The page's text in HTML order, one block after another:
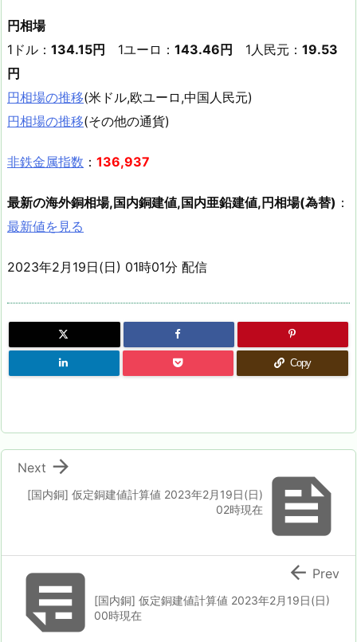
円相場
1ドル： 134.15円 1ユーロ： 143.46円 1人民元： 19.53
円
円相場の推移(米ドル,欧ユーロ,中国人民元)
円相場の推移(その他の通貨)
非鉄金属指数 ： 136,937
最新の海外銅相場,国内銅建値,国内亜鉛建値,円相場(為替) ：
最新値を見る
2023年2月19日(日) 01時01分 配信
Copy

[国内銅] 仮定銅建値計算値 2023年2月19日(日)
02時現在

Next
[国内銅] 仮定銅建値計算値 2023年2月19日(日)
00時現在
 Prev